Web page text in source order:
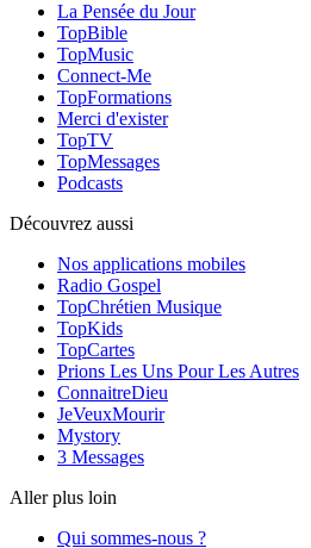
La Pensée du Jour
TopBible
TopMusic
Connect-Me
TopFormations
Merci d'exister
TopTV
TopMessages
Podcasts
Découvrez aussi
Nos applications mobiles
Radio Gospel
TopChrétien Musique
TopKids
TopCartes
Prions Les Uns Pour Les Autres
ConnaitreDieu
JeVeuxMourir
Mystory
3 Messages
Aller plus loin
Qui sommes-nous ?